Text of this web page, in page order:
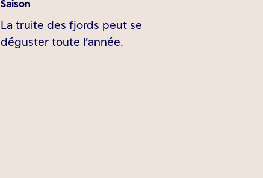
Saison
La truite des fjords peut se
déguster toute l’année.